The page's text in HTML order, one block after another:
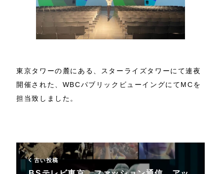
東京タワーの麓にある、スターライズタワーにて連夜
開催された、WBCパブリックビューイングにてMCを
担当致しました。
古い投稿